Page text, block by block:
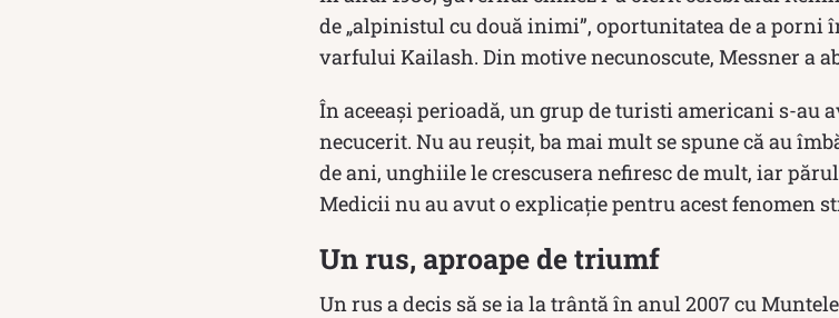
de „alpinistul cu două inimi”, oportunitatea de a porni
varfului Kailash. Din motive necunoscute, Messner a
În aceeași perioadă, un grup de turisti americani s-au
necucerit. Nu au reușit, ba mai mult se spune că au
de ani, unghiile le crescusera nefiresc de mult, iar
Medicii nu au avut o explicație pentru acest fenomen
Un rus, aproape de triumf
Un rus a decis să se ia la trântă în anul 2007 cu